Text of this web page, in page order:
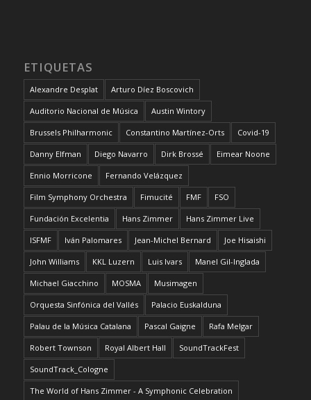
ETIQUETAS
Alexandre Desplat Arturo Díez Boscovich
Auditorio Nacional de Música Austin Wintory
Brussels Philharmonic Constantino Martínez-Orts Covid-19
Danny Elfman Diego Navarro Dirk Brossé Eimear Noone
Ennio Morricone Fernando Velázquez
Film Symphony Orchestra Fimucité FMF FSO
Fundación Excelentia Hans Zimmer Hans Zimmer Live
ISFMF Iván Palomares Jean-Michel Bernard Joe Hisaishi
John Williams KKL Luzern Luis Ivars Manel Gil-Inglada
Michael Giacchino MOSMA Musimagen
Orquesta Sinfónica del Vallés Palacio Euskalduna
Palau de la Música Catalana Pascal Gaigne Rafa Melgar
Robert Townson Royal Albert Hall SoundTrackFest
SoundTrack_Cologne
The World of Hans Zimmer - A Symphonic Celebration